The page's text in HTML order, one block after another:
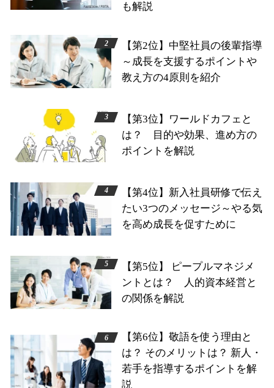
も解説
【第2位】中堅社員の後輩指導
～成長を支援するポイントや
教え方の4原則を紹介
【第3位】ワールドカフェと
は？ 目的や効果、進め方の
ポイントを解説
【第4位】新入社員研修で伝え
たい3つのメッセージ～やる気
を高め成長を促すために
【第5位】 ピープルマネジメ
ントとは？ 人的資本経営と
の関係を解説
【第6位】敬語を使う理由と
は？ そのメリットは？ 新人・
若手を指導するポイントを解
説